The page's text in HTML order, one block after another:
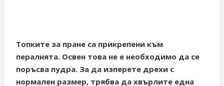
Топките за пране са прикрепени към
пералнята. Освен това не е необходимо да се
поръсва пудра. За да изперете дрехи с
нормален размер, трябва да хвърлите една